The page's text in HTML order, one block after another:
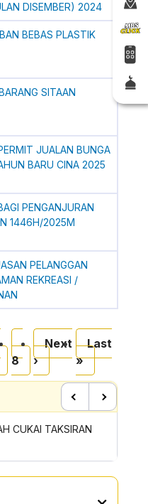
DISEMBER) 2024
BEBAS PLASTIK
SITAAN
JUALAN BUNGA
BARU CINA 2025
PENGANJURAN
1446H/2025M
PELANGGAN
REKREASI /
PagePage
8
Next page
Next
›
Last page
Last
»
CUKAI TAKSIRAN